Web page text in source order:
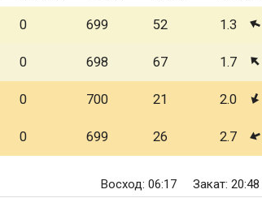
0 699 52 1.3
0 698 67 1.7
0 700 21 2.0
0 699 26 2.7
Восход: 06:17 Закат: 20:48